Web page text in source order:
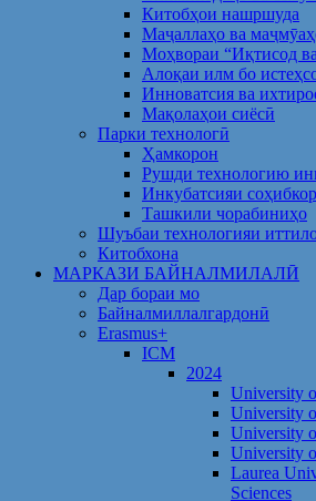
Китобҳои нашршуда
Маҷаллаҳо ва
Моҳвораи “Иқтисод
Алоқаи илм бо
Инноватсия ва
Мақолаҳои сиёсӣ
Парки технологӣ
Ҳамкорон
Рушди технологию
Инкубатсияи
Ташкили чорабиниҳо
Шуъбаи технологияи
Китобхона
МАРКАЗИ БАЙНАЛМИЛАЛӢ
Дар бораи мо
Байналмиллалгардонӣ
Erasmus+
ICM
2024
University
University
University
University
Laurea
Sciences